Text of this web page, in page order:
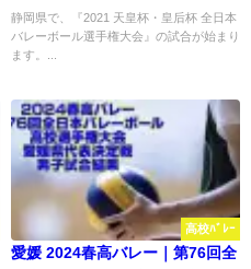
合結果
静岡県で、『2021 天皇杯・皇后杯 全日本
バレーボール選手権大会』の試合が始まり
ます。...
高校ﾊﾞﾚｰ
愛媛 2024春高バレー｜第76回全